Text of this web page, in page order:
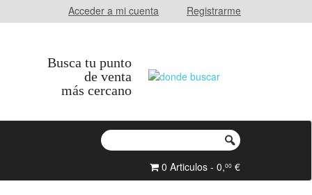
Acceder a mi cuenta Registrarme
Busca tu punto
de venta
más cercano
0 Articulos - 0,00 €